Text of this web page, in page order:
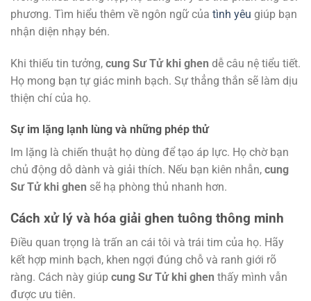
phương. Tìm hiểu thêm về ngôn ngữ của tình yêu giúp bạn
nhận diện nhạy bén.
Khi thiếu tin tưởng, cung Sư Tử khi ghen dễ câu nệ tiểu tiết.
Họ mong bạn tự giác minh bạch. Sự thẳng thắn sẽ làm dịu
thiện chí của họ.
Sự im lặng lạnh lùng và những phép thử
Im lặng là chiến thuật họ dùng để tạo áp lực. Họ chờ bạn
chủ động dỗ dành và giải thích. Nếu bạn kiên nhẫn, cung
Sư Tử khi ghen sẽ hạ phòng thủ nhanh hơn.
Cách xử lý và hóa giải ghen tuông thông minh
Điều quan trọng là trấn an cái tôi và trái tim của họ. Hãy
kết hợp minh bạch, khen ngợi đúng chỗ và ranh giới rõ
ràng. Cách này giúp cung Sư Tử khi ghen thấy mình vẫn
được ưu tiên.